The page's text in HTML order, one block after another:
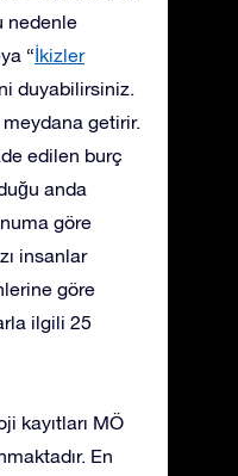
nedenle
“İkizler
duyabilirsiniz.
meydana getirir.
edilen burç
anda
göre
insanlar
göre
ilgili 25
kayıtları MÖ
En